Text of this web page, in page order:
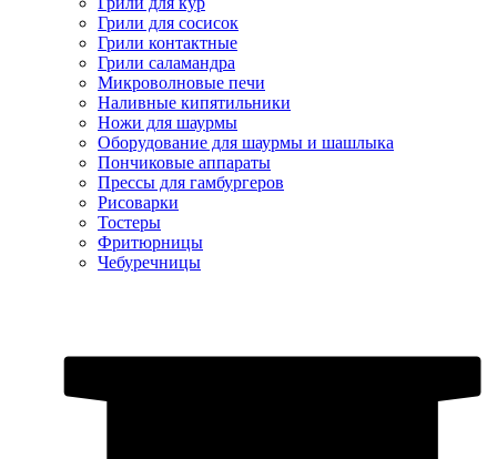
Грили для сосисок
Грили контактные
Грили саламандра
Микроволновые печи
Наливные кипятильники
Ножи для шаурмы
Оборудование для шаурмы и шашлыка
Пончиковые аппараты
Прессы для гамбургеров
Рисоварки
Тостеры
Фритюрницы
Чебуречницы